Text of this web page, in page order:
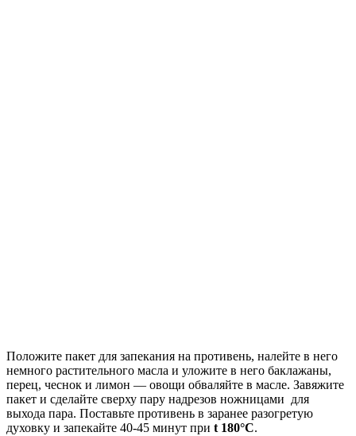
Положите пакет для запекания на противень, налейте в него
немного растительного масла и уложите в него баклажаны,
перец, чеснок и лимон — овощи обваляйте в масле. Завяжите
пакет и сделайте сверху пару надрезов ножницами для
выхода пара. Поставьте противень в заранее разогретую
духовку и запекайте 40-45 минут при t 180°С.